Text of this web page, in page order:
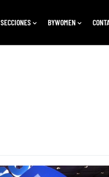
SECCIONES BYWOMEN